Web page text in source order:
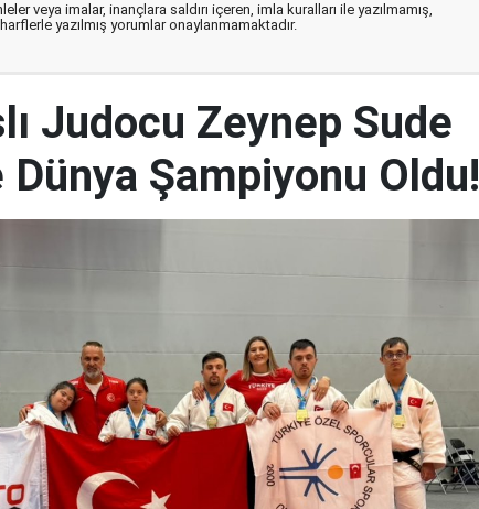
veya imalar, inançlara saldırı içeren, imla kuralları ile yazılmamış,
yazılmış yorumlar onaylanmamaktadır.
Judocu Zeynep Sude
Şampiyonu Oldu!